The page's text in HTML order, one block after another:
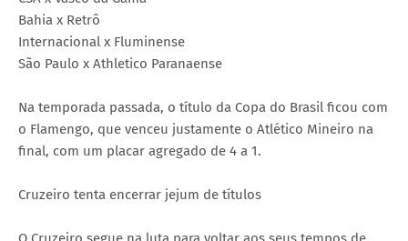
Bahia x Retrô
Internacional x Fluminense
São Paulo x Athletico Paranaense
Na temporada passada, o título da Copa do Brasil ficou com
o Flamengo, que venceu justamente o Atlético Mineiro na
final, com um placar agregado de 4 a 1.
Cruzeiro tenta encerrar jejum de títulos